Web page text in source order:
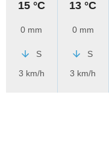
15 °C
0 mm
S
3 km/h
13 °C
0 mm
S
3 km/h